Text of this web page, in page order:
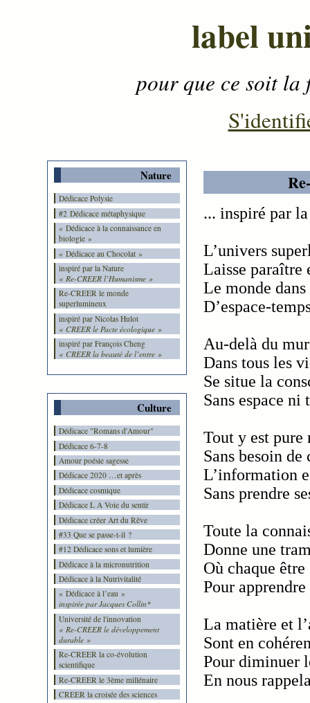
label
pour que ce soit
Nature
Dédicace Polysie
#2 Dédicace métaphysique
« Dédicace à la connaissance en
biologie »
« Dédicace au Chocolat »
inspiré par la Nature
« Re-CREER l’Humanisme »
Re-CREER le monde
superlumineux
inspiré par Nicolas Hulot
« CREER le Pacte écologique »
inspiré par François Cheng
« CREER la beauté de l’entre »
Culture
Dédicace "Romans d'Amour"
Dédicace 6-7-8
Amour poésie sagesse
Dédicace 2020 …et après
Dédicace cosmique
Dédicace L A Voie du sentir
Dédicace créer Art du Rêve
#33 Que se passe-t-il ?
#12 Dédicace sons et lumière
Dédicace à la micronutrition
Dédicace à la Nutrivitalité
« Dédicace à l’eau »
inspirée par Jacques Collin*
Université de l'innovation
« Re-CREER le développement
durable »
Re-CREER la co-évolution
scientifique
Re-CREER le 3ème millénaire
CREER la croisée des sciences
... inspiré par
L’univers
Laisse paraître
Le monde
D’espace-
Au-delà du
Dans tous les
Se situe la
Sans espace
Tout y est pure
Sans besoin de
L’information
Sans prendre
Toute la
Donne une
Où chaque
Pour
La matière et
Sont en
Pour diminuer
En nous